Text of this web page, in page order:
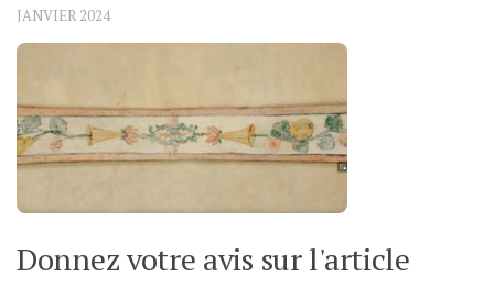
JANVIER 2024
Donnez votre avis sur l'article